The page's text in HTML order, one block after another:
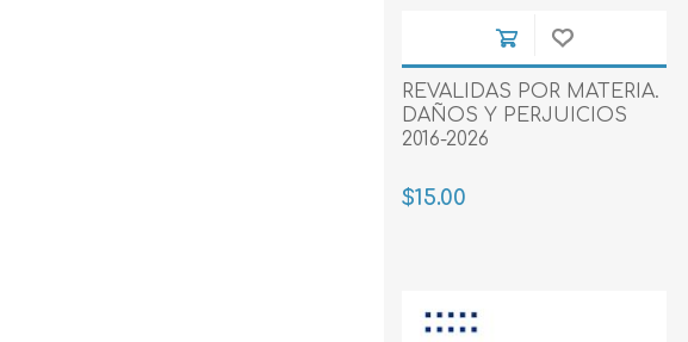
REVALIDAS POR MATERIA.
DAÑOS Y PERJUICIOS
2016-2026
$15.00